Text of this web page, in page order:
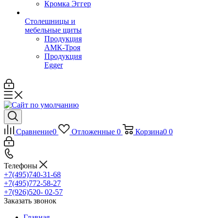
Кромка Эггер
Столешницы и
мебельные щиты
Продукция
АМК-Троя
Продукция
Egger
Сравнение0 Отложенные 0 Корзина0 0
Телефоны
+7(495)740-31-68
+7(495)772-58-27
+7(926)520- 02-57
Заказать звонок